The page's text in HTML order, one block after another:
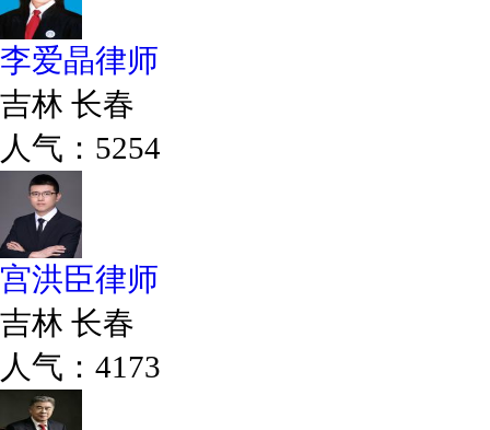
李爱晶律师
吉林 长春
人气：5254
宫洪臣律师
吉林 长春
人气：4173